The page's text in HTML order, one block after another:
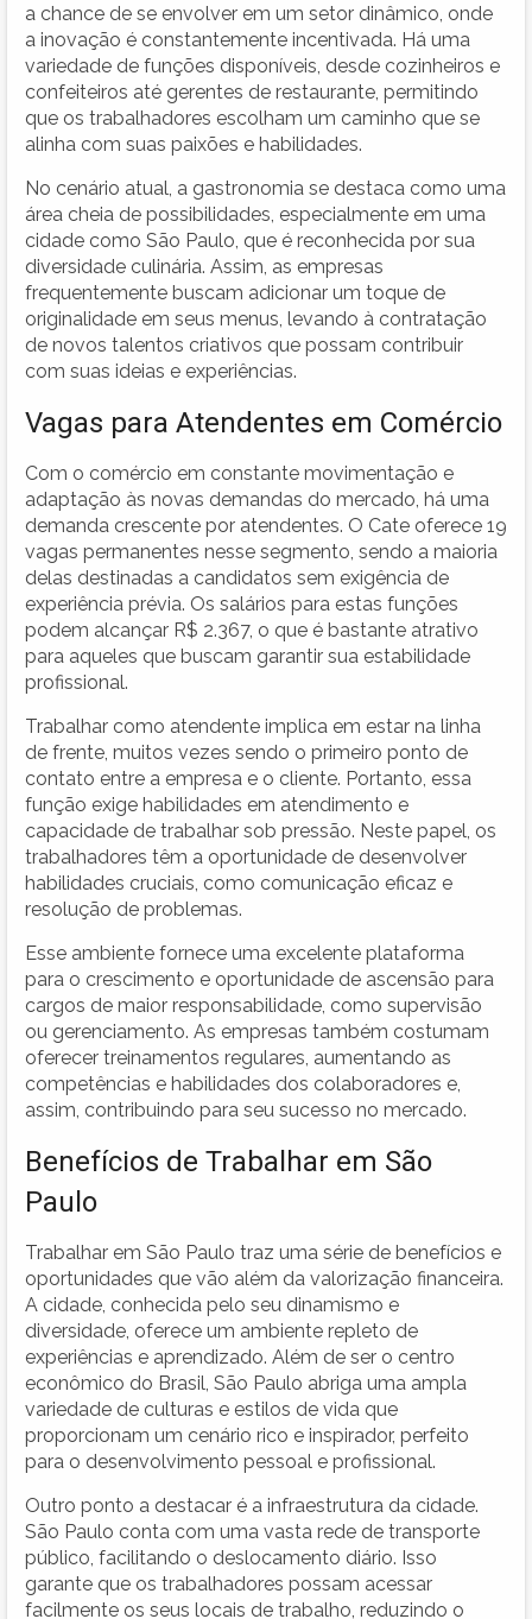
a chance de se envolver em um setor dinâmico, onde
a inovação é constantemente incentivada. Há uma
variedade de funções disponíveis, desde cozinheiros e
confeiteiros até gerentes de restaurante, permitindo
que os trabalhadores escolham um caminho que se
alinha com suas paixões e habilidades.
No cenário atual, a gastronomia se destaca como uma
área cheia de possibilidades, especialmente em uma
cidade como São Paulo, que é reconhecida por sua
diversidade culinária. Assim, as empresas
frequentemente buscam adicionar um toque de
originalidade em seus menus, levando à contratação
de novos talentos criativos que possam contribuir
com suas ideias e experiências.
Vagas para Atendentes em Comércio
Com o comércio em constante movimentação e
adaptação às novas demandas do mercado, há uma
demanda crescente por atendentes. O Cate oferece 19
vagas permanentes nesse segmento, sendo a maioria
delas destinadas a candidatos sem exigência de
experiência prévia. Os salários para estas funções
podem alcançar R$ 2.367, o que é bastante atrativo
para aqueles que buscam garantir sua estabilidade
profissional.
Trabalhar como atendente implica em estar na linha
de frente, muitos vezes sendo o primeiro ponto de
contato entre a empresa e o cliente. Portanto, essa
função exige habilidades em atendimento e
capacidade de trabalhar sob pressão. Neste papel, os
trabalhadores têm a oportunidade de desenvolver
habilidades cruciais, como comunicação eficaz e
resolução de problemas.
Esse ambiente fornece uma excelente plataforma
para o crescimento e oportunidade de ascensão para
cargos de maior responsabilidade, como supervisão
ou gerenciamento. As empresas também costumam
oferecer treinamentos regulares, aumentando as
competências e habilidades dos colaboradores e,
assim, contribuindo para seu sucesso no mercado.
Benefícios de Trabalhar em São
Paulo
Trabalhar em São Paulo traz uma série de benefícios e
oportunidades que vão além da valorização financeira.
A cidade, conhecida pelo seu dinamismo e
diversidade, oferece um ambiente repleto de
experiências e aprendizado. Além de ser o centro
econômico do Brasil, São Paulo abriga uma ampla
variedade de culturas e estilos de vida que
proporcionam um cenário rico e inspirador, perfeito
para o desenvolvimento pessoal e profissional.
Outro ponto a destacar é a infraestrutura da cidade.
São Paulo conta com uma vasta rede de transporte
público, facilitando o deslocamento diário. Isso
garante que os trabalhadores possam acessar
facilmente os seus locais de trabalho, reduzindo o